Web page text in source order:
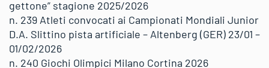
gettone” stagione 2025/2026
n. 239 Atleti convocati ai Campionati Mondiali Junior
D.A. Slittino pista artificiale – Altenberg (GER) 23/01 –
01/02/2026
n. 240 Giochi Olimpici Milano Cortina 2026